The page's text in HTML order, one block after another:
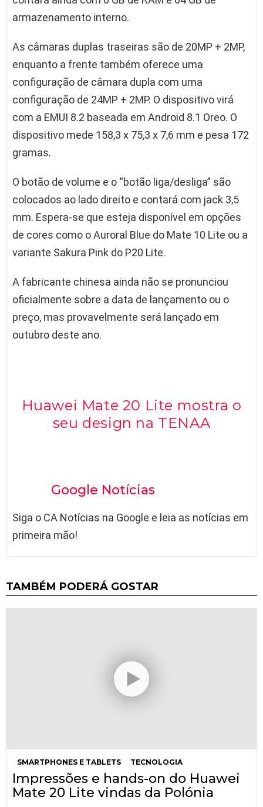
armazenamento interno.
As câmaras duplas traseiras são de 20MP + 2MP,
enquanto a frente também oferece uma
configuração de câmara dupla com uma
configuração de 24MP + 2MP. O dispositivo virá
com a EMUI 8.2 baseada em Android 8.1 Oreo. O
dispositivo mede 158,3 x 75,3 x 7,6 mm e pesa 172
gramas.
O botão de volume e o “botão liga/desliga” são
colocados ao lado direito e contará com jack 3,5
mm. Espera-se que esteja disponível em opções
de cores como o Auroral Blue do Mate 10 Lite ou a
variante Sakura Pink do P20 Lite.
A fabricante chinesa ainda não se pronunciou
oficialmente sobre a data de lançamento ou o
preço, mas provavelmente será lançado em
outubro deste ano.
Huawei Mate 20 Lite mostra o
seu design na TENAA
Google Notícias
Siga o CA Notícias na Google e leia as notícias em
primeira mão!
TAMBÉM PODERÁ GOSTAR
SMARTPHONES E TABLETS TECNOLOGIA
Impressões e hands-on do Huawei
Mate 20 Lite vindas da Polónia